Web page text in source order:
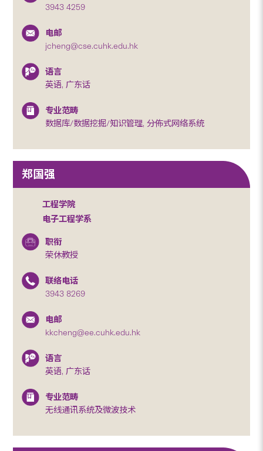
3943 4259
电邮
jcheng@cse.cuhk.edu.hk
语言
英语, 广东话
专业范畴
数据库/数据挖掘/知识管理, 分佈式网络系统
郑国强
工程学院
电子工程学系
职衔
荣休教授
联络电话
3943 8269
电邮
kkcheng@ee.cuhk.edu.hk
语言
英语, 广东话
专业范畴
无线通讯系统及微波技术